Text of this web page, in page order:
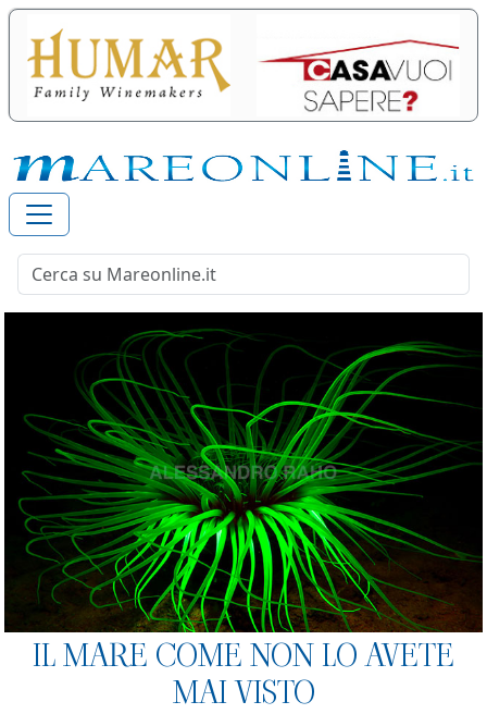
IL MARE COME NON LO AVETE
MAI VISTO